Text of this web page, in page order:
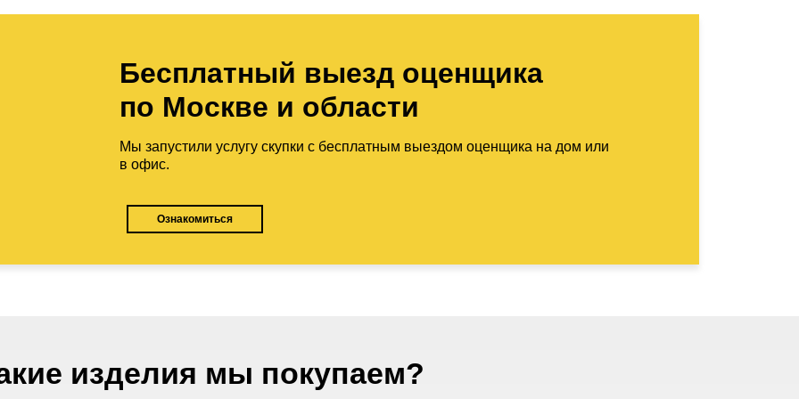
Бесплатный выезд оценщика
по Москве и области
Мы запустили услугу скупки с бесплатным выездом оценщика на дом или
в офис.
Ознакомиться
изделия мы покупаем?